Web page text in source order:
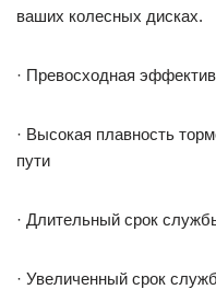
ваших колесных дисках.
· Превосходная
· Высокая плавность
пути
· Длительный срок
· Увеличенный срок